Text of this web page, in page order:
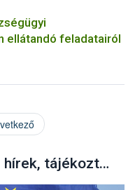
ellátandó feladatairól
Bizottsági és nemzetközi hírek, tájékoztatók